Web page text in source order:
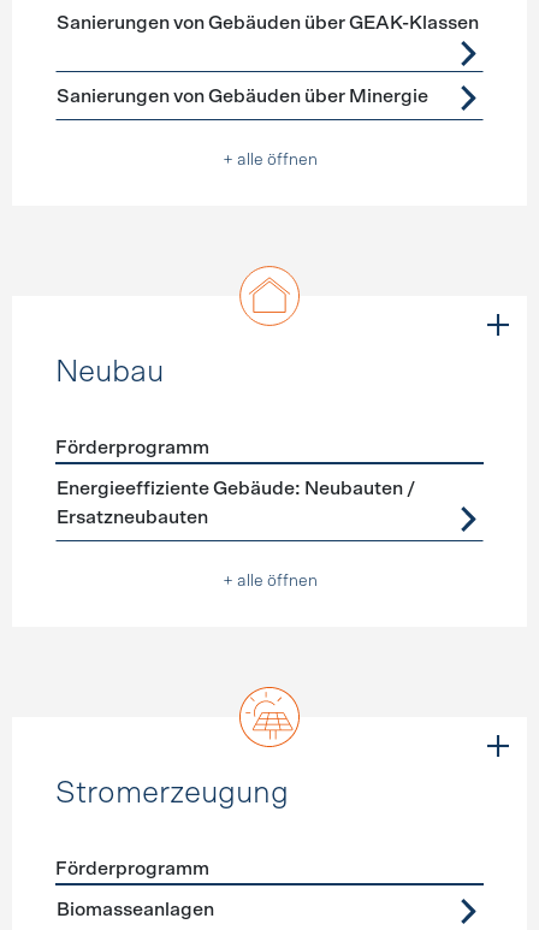
Förderprogramme Gebäudehülle Sanierung
Sanierungen von Gebäuden über GEAK-Klassen
Sanierungen von Gebäuden über Minergie
+ alle öffnen
Neubau
Förderprogramme Neubau
Förderprogramm
Energieeffiziente Gebäude: Neubauten /
Ersatzneubauten
+ alle öffnen
Stromerzeugung
Förderprogramme
Förderprogramm
Biomasseanlagen